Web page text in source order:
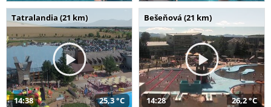
Tatralandia (21 km)
14:38 25,3 °C
Bešeňová (21 km)
14:28 26,2 °C